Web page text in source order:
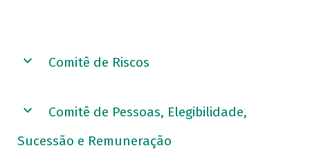
Comitê de Riscos
Comitê de Pessoas, Elegibilidade,
Sucessão e Remuneração